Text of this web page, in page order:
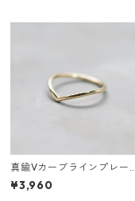
真鍮Vカーブラインプレーン
リング 1.5mm幅 鏡面｜FA-1
184
¥3,960